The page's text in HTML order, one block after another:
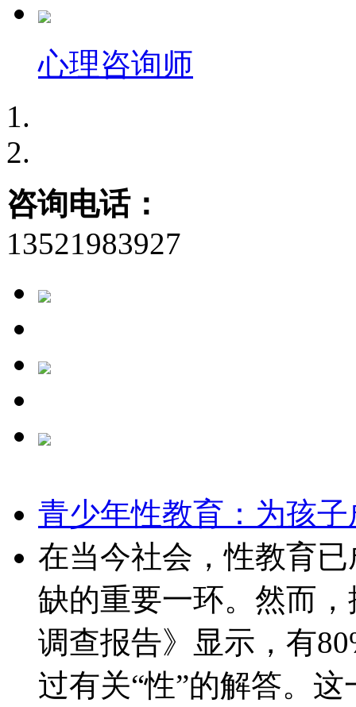
心理咨询师
咨询电话：
13521983927
青少年性教育：为孩
在当今社会，性教育
缺的重要一环。然而
调查报告》显示，有
过有关“性”的解答。